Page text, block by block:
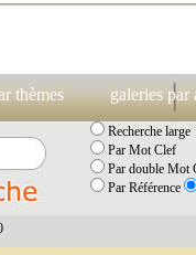
thèmes galeries par
Recherche large
Par Mot Clef
Par double Mot
Par Référence